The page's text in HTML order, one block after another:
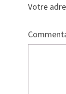
Votre